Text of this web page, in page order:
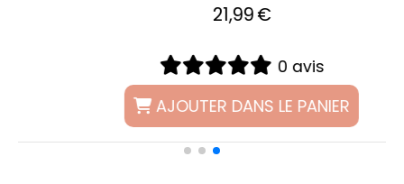
21,99€
0 avis
AJOUTER DANS LE PANIER